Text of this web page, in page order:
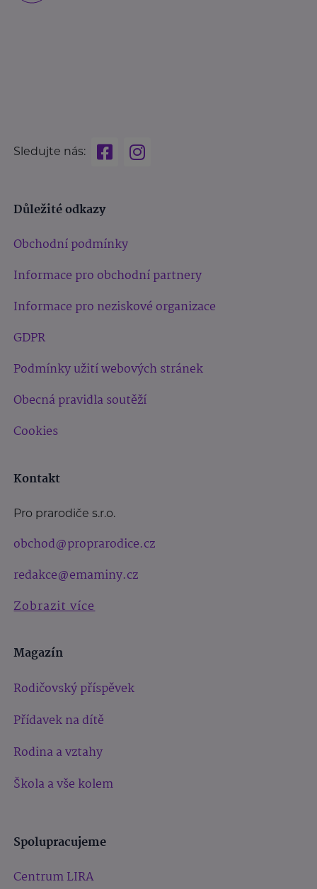
Sledujte nás:
Důležité odkazy
Obchodní podmínky
Informace pro obchodní partnery
Informace pro neziskové organizace
GDPR
Podmínky užití webových stránek
Obecná pravidla soutěží
Cookies
Kontakt
Pro prarodiče s.r.o.
obchod@proprarodice.cz
redakce@emaminy.cz
Zobrazit více
Magazín
Rodičovský příspěvek
Přídavek na dítě
Rodina a vztahy
Škola a vše kolem
Spolupracujeme
Centrum LIRA